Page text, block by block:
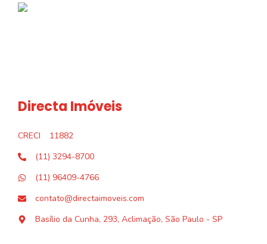
Directa Imóveis
CRECI
11882
(11) 3294-8700
(11) 96409-4766
contato@directaimoveis.com
Basílio da Cunha, 293, Aclimação, São Paulo - SP